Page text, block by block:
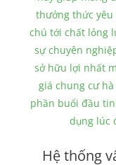
thưởng thức yêu
chú tới chất lỏng
sự chuyên
sở hữu lợi nhất
giá chung cư
phần buổi đầu
dụng lúc
Hệ thống